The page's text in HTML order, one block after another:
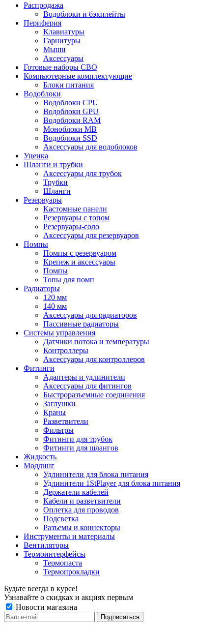
Распродажа
Водоблоки и бэкплейты
Периферия
Клавиатуры
Гарнитуры
Мыши
Аксессуары
Готовые наборы СВО
Компьютерные комплектующие
Блоки питания
Водоблоки
Водоблоки CPU
Водоблоки GPU
Водоблоки RAM
Моноблоки MB
Водоблоки SSD
Аксессуары для водоблоков
Уценка
Шланги и трубки
Аксессуары для трубок
Трубки
Шланги
Резервуары
Кастомные панели
Резервуары с топом
Резервуары-соло
Аксессуары для резервуаров
Помпы
Помпы с резервуаром
Крепеж и аксессуары
Помпы
Топы для помп
Радиаторы
120 мм
140 мм
Аксессуары для радиаторов
Пассивные радиаторы
Системы управления
Датчики потока и температуры
Контроллеры
Аксессуары для контроллеров
Фитинги
Адаптеры и удлинители
Аксессуары для фитингов
Быстроразъемные соединения
Заглушки
Краны
Разветвители
Фильтры
Фитинги для трубок
Фитинги для шлангов
Жидкость
Моддинг
Удлинители для блока питания
Удлинители 1StPlayer для блока питания
Держатели кабелей
Кабели и разветвители
Оплетка для проводов
Подсветка
Разъемы и коннекторы
Инструменты и материалы
Вентиляторы
Термоинтерфейсы
Термопаста
Термопрокладки
Будьте всегда в курсе!
Узнавайте о скидках и акциях первым
Новости магазина